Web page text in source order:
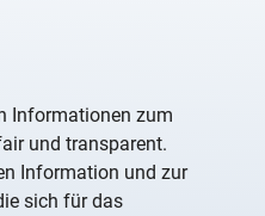
Informationen zum
und transparent.
Information und zur
sich für das